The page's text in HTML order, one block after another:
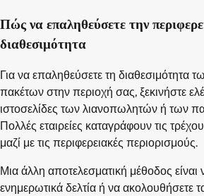
Πώς να επαληθεύσετε την
διαθεσιμότητα
Για να επαληθεύσετε τη διαθεσιμότητα
πακέτων στην περιοχή σας, ξεκινήστε
ιστοσελίδες των λιανοπωλητών ή των
Πολλές εταιρείες καταγράφουν τις
μαζί με τις περιφερειακές περιορισμούς.
Μια άλλη αποτελεσματική μέθοδος είναι
ενημερωτικά δελτία ή να ακολουθήσετε